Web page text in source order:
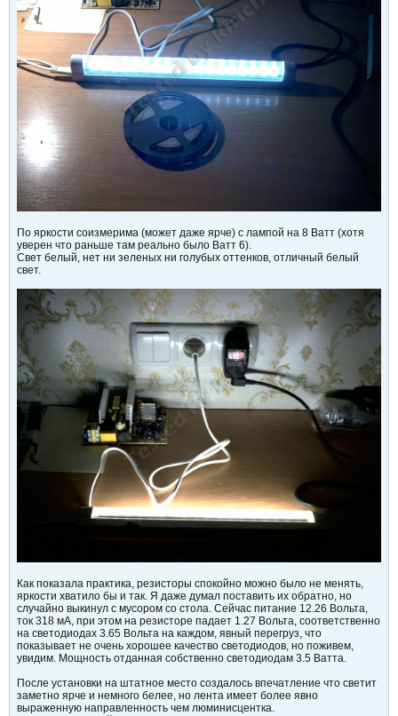
По яркости соизмерима (может даже ярче) с лампой на 8 Ватт (хотя
уверен что раньше там реально было Ватт 6).
Свет белый, нет ни зеленых ни голубых оттенков, отличный белый
свет.
Как показала практика, резисторы спокойно можно было не менять,
яркости хватило бы и так. Я даже думал поставить их обратно, но
случайно выкинул с мусором со стола. Сейчас питание 12.26 Вольта,
ток 318 мА, при этом на резисторе падает 1.27 Вольта, соответственно
на светодиодах 3.65 Вольта на каждом, явный перегруз, что
показывает не очень хорошее качество светодиодов, но поживем,
увидим. Мощность отданная собственно светодиодам 3.5 Ватта.
После установки на штатное место создалось впечатление что светит
заметно ярче и немного белее, но лента имеет более явно
выраженную направленность чем люминисцентка.